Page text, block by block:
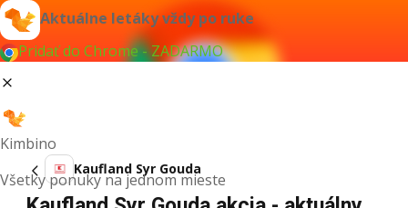
Aktuálne letáky vždy po ruke
Pridať do Chrome - ZADARMO
Kimbino
Všetky ponuky na jednom mieste
Kaufland Syr Gouda